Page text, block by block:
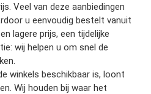
Veel van deze aanbiedingen
u eenvoudig bestelt vanuit
lagere prijs, een tijdelijke
wij helpen u om snel de
winkels beschikbaar is, loont
Wij houden bij waar het